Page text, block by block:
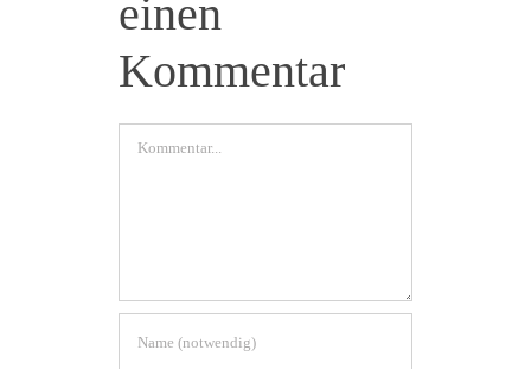
einen
Kommentar
Kommentar